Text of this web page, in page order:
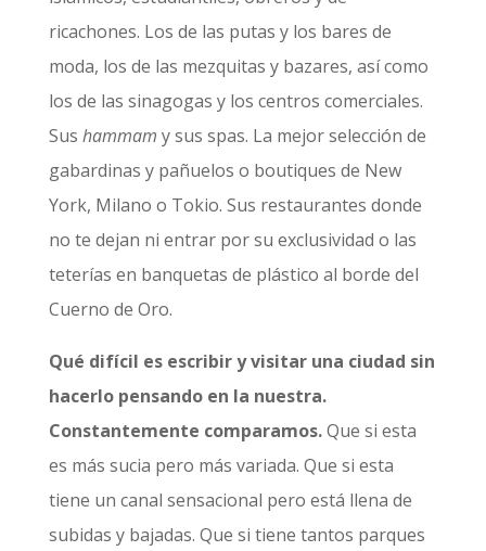
ricachones. Los de las putas y los bares de
moda, los de las mezquitas y bazares, así como
los de las sinagogas y los centros comerciales.
Sus hammam y sus spas. La mejor selección de
gabardinas y pañuelos o boutiques de New
York, Milano o Tokio. Sus restaurantes donde
no te dejan ni entrar por su exclusividad o las
teterías en banquetas de plástico al borde del
Cuerno de Oro.
Qué difícil es escribir y visitar una ciudad sin
hacerlo pensando en la nuestra.
Constantemente comparamos.Que si esta
es más sucia pero más variada. Que si esta
tiene un canal sensacional pero está llena de
subidas y bajadas. Que si tiene tantos parques